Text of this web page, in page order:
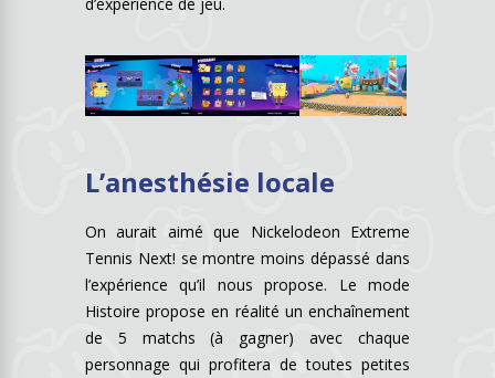
L’anesthésie locale
On aurait aimé que Nickelodeon Extreme
Tennis Next! se montre moins dépassé dans
l’expérience qu’il nous propose. Le mode
Histoire propose en réalité un enchaînement
de 5 matchs (à gagner) avec chaque
personnage qui profitera de toutes petites